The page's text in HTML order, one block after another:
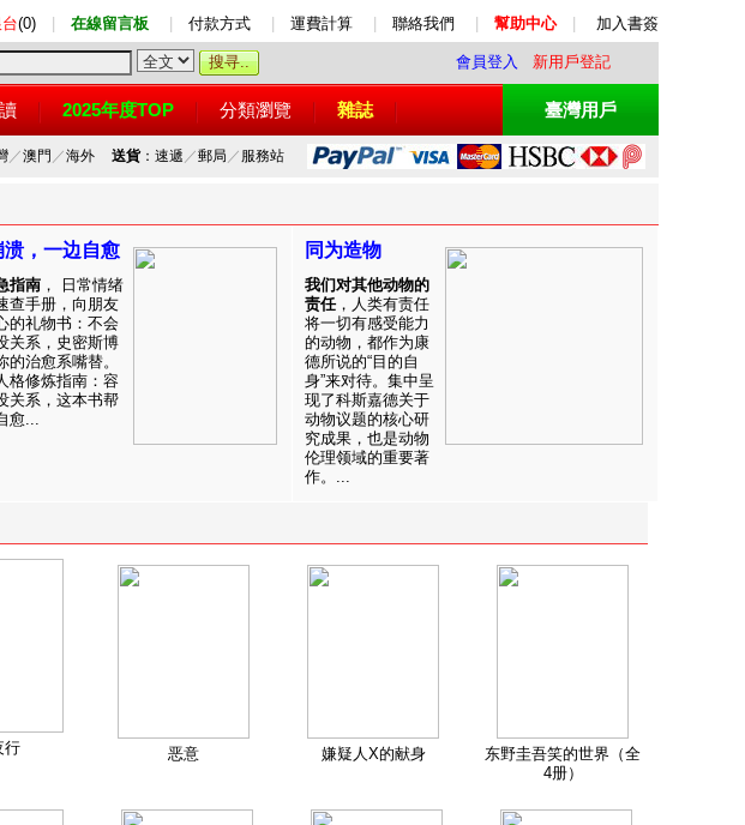
(0) 在線留言板 付款方式 運費計算 聯絡我們 幫助中心 加入書簽
會員登入 新用戶登記
2025年度TOP 分類瀏覽 雜誌 臺灣用戶
／澳門 ／海外 送貨：速遞 ／郵局 ／ 服務站
溃，一边自愈
指南 ， 日常情绪
查手册，向朋友
的礼物书：不会
关系，史密斯博
的治愈系嘴替。
格修炼指南：容
关系，这本书帮
愈...
同为造物
我们对其他动物的
责任，人类有责任
将一切有感受能力
的动物，都作为康
德所说的“目的自
身”来对待。集中呈
现了科斯嘉德关于
动物议题的核心研
究成果，也是动物
伦理领域的重要著
作。...
行 恶意 嫌疑人X的献身
东野圭吾笑的世界（全
4册）